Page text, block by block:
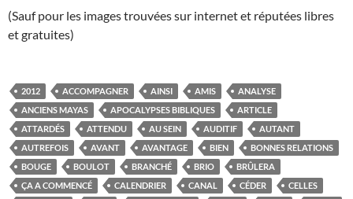
(Sauf pour les images trouvées sur internet et réputées libres
et gratuites)
2012 ACCOMPAGNER AINSI AMIS
ANALYSE
ANCIENS MAYAS
APOCALYPSES BIBLIQUES
ARTICLE
ATTARDÉS
ATTENDU AU SEIN AUDITIF
AUTANT
AUTREFOIS
AVANT AVANTAGE BIEN
BONNES RELATIONS
BOUGE
BOULOT BRANCHÉ BRIO
BRÛLERA
ÇA A COMMENCÉ
CALENDRIER CANAL CÉDER
CELLES